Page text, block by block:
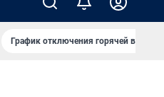
График отключения горячей воды в